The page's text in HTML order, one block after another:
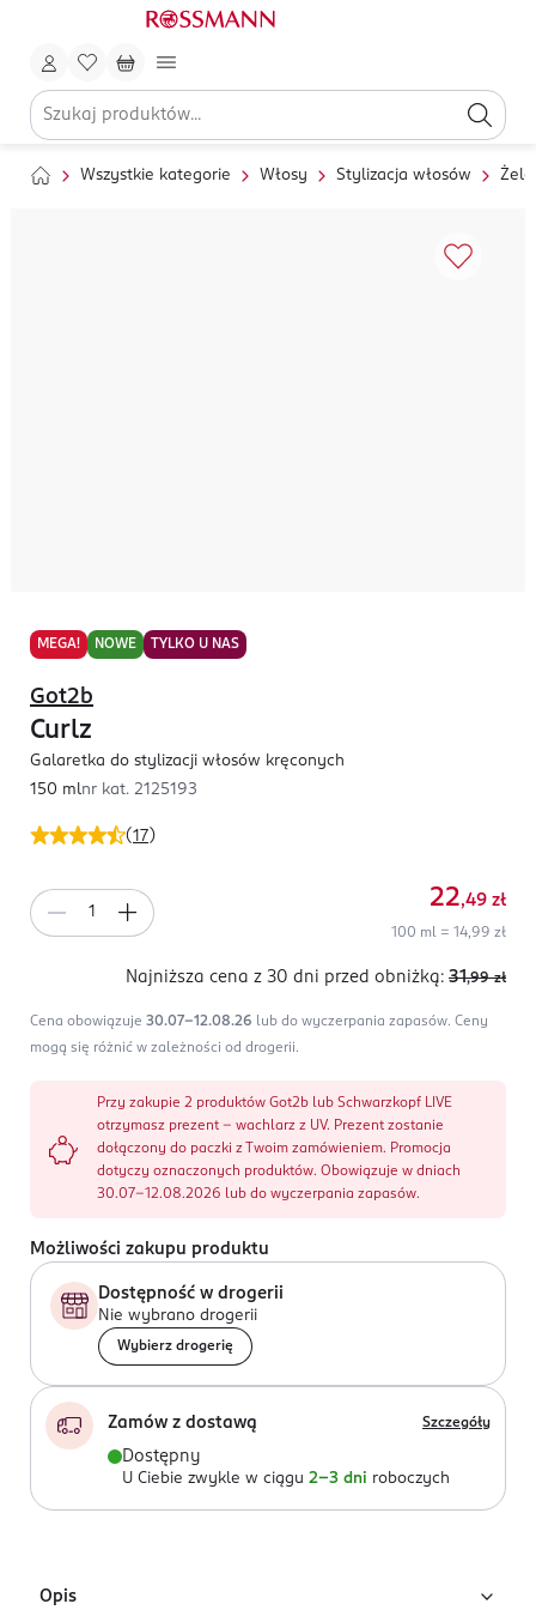
Wszystkie kategorie Włosy Stylizacja włosów Żele
MEGA! NOWE TYLKO U NAS
(17)
Got2b
Curlz
Galaretka do stylizacji włosów kręconych
150 mlnr kat. 2125193
22,49 zł
100 ml = 14,99 zł
Najniższa cena z 30 dni przed obniżką: 31,99 zł
Cena obowiązuje 30.07-12.08.26 lub do wyczerpania zapasów. Ceny
mogą się różnić w zależności od drogerii.
Przy zakupie 2 produktów Got2b lub Schwarzkopf LIVE
otrzymasz prezent - wachlarz z UV. Prezent zostanie
dołączony do paczki z Twoim zamówieniem. Promocja
dotyczy oznaczonych produktów. Obowiązuje w dniach
30.07-12.08.2026 lub do wyczerpania zapasów.
Możliwości zakupu produktu
Dostępność w drogerii
Nie wybrano drogerii
Wybierz drogerię
Zamów z dostawą Szczegóły
Dostępny
U Ciebie zwykle w ciągu 2-3 dni roboczych
Opis